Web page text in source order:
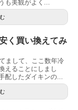
も美観がよく...
く買い換えてみ
まして、ここ数年冷
えることにしまし
配したダイキンの...